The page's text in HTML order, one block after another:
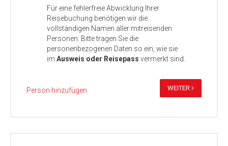
Für eine fehlerfreie Abwicklung Ihrer
Reisebuchung benötigen wir die
vollständigen Namen aller mitreisenden
Personen. Bitte tragen Sie die
personenbezogenen Daten so ein, wie sie
im Ausweis oder Reisepass vermerkt sind.
Person hinzufügen WEITER